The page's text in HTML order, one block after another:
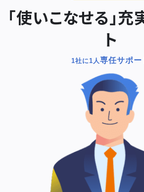
「使いこなせる」
ト
1社に1人専任サポー